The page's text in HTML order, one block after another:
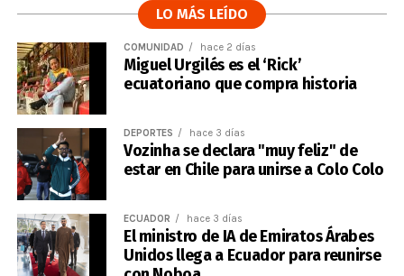
LO MÁS LEÍDO
COMUNIDAD hace 2 días
Miguel Urgilés es el ‘Rick’
ecuatoriano que compra historia
DEPORTES hace 3 días
Vozinha se declara "muy feliz" de
estar en Chile para unirse a Colo Colo
ECUADOR hace 3 días
El ministro de IA de Emiratos Árabes
Unidos llega a Ecuador para reunirse